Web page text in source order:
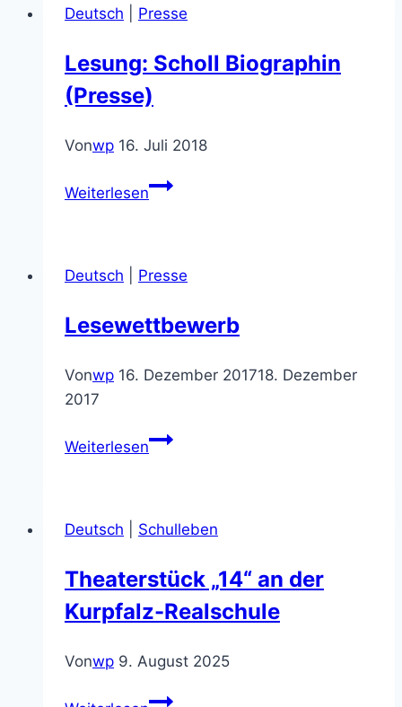
Deutsch
Presse
Lesung: Scholl Biographin
(Presse)
Vonwp 16. Juli 2018
WeiterlesenLesung:
Deutsch
Presse
Lesewettbewerb
Vonwp 16. Dezember 201718. Dezember
2017
WeiterlesenLesewettbewerb
Deutsch Schulleben
Theaterstück „14“ an der
Kurpfalz-Realschule
Vonwp 9. August 2025
Theaterstück